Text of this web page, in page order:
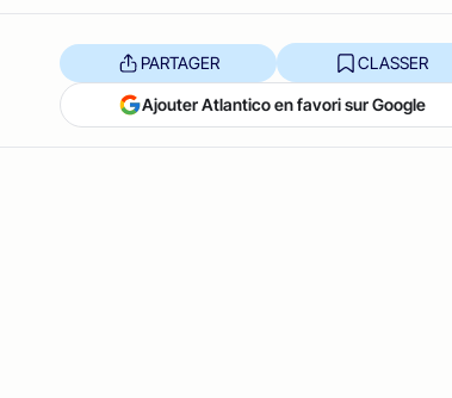
PARTAGER CLASSER
Ajouter Atlantico en favori sur Google